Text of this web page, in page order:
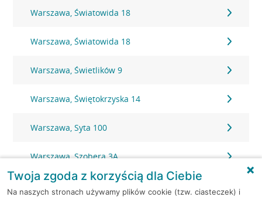
Warszawa, Światowida 18
Warszawa, Światowida 18
Warszawa, Świetlików 9
Warszawa, Świętokrzyska 14
Warszawa, Syta 100
Warszawa, Szobera 3A
Warszawa, Szolc-Rogozińskiego 1
Twoja zgoda z korzyścią dla Ciebie
Na naszych stronach używamy plików cookie (tzw. ciasteczek) i